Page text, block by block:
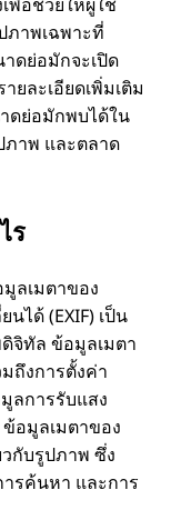
ภาพเฉพาะที่
ดย่อมักจะเปิด
ละเอียดเพิ่มเติม
ดย่อมักพบได้ใน
ภาพ และตลาด
ร
ลเมตาของ
ได้ (EXIF) เป็น
จิทัล ข้อมูลเมตา
ถึงการตั้งค่า
ลการรับแสง
อมูลเมตาของ
กับรูปภาพ ซึ่ง
รค้นหา และการ